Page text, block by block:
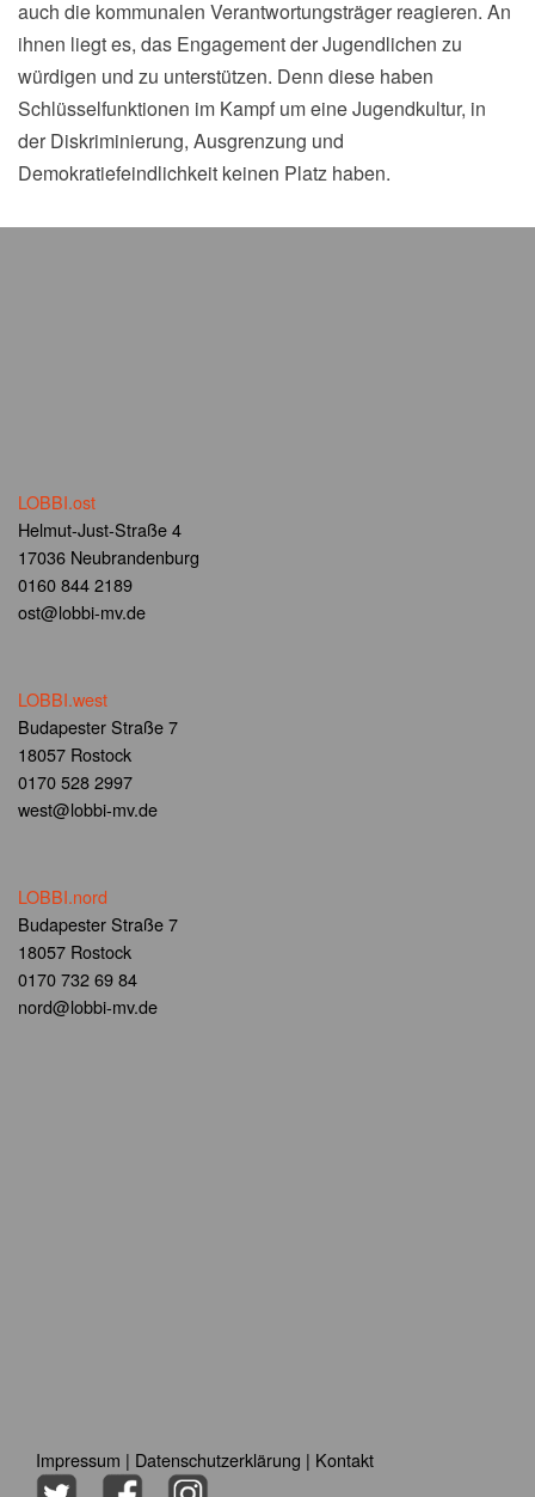
auch die kommunalen Verantwortungsträger reagieren. An
ihnen liegt es, das Engagement der Jugendlichen zu
würdigen und zu unterstützen. Denn diese haben
Schlüsselfunktionen im Kampf um eine Jugendkultur, in
der Diskriminierung, Ausgrenzung und
Demokratiefeindlichkeit keinen Platz haben.
LOBBI.ost
Helmut-Just-Straße 4
17036 Neubrandenburg
0160 844 2189
ost@lobbi-mv.de
LOBBI.west
Budapester Straße 7
18057 Rostock
0170 528 2997
west@lobbi-mv.de
LOBBI.nord
Budapester Straße 7
18057 Rostock
0170 732 69 84
nord@lobbi-mv.de
Impressum | Datenschutzerklärung | Kontakt